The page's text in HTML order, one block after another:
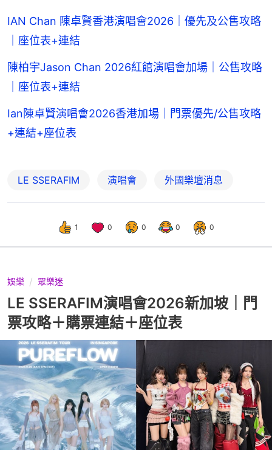
IAN Chan 陳卓賢香港演唱會2026｜優先及公售攻略
｜座位表+連結
陳柏宇Jason Chan 2026紅館演唱會加場｜公售攻略
｜座位表+連結
Ian陳卓賢演唱會2026香港加場｜門票優先/公售攻略
+連結+座位表
LE SSERAFIM 演唱會 外國樂壇消息
1 0 0 0 0
娛樂 眾樂迷
LE SSERAFIM演唱會2026新加坡｜門
票攻略＋購票連結＋座位表